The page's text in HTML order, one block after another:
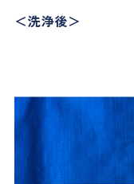
＜洗浄後＞